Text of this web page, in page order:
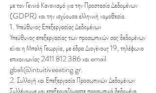
με τον Γενικό Κανονισμό για την Προστασία Δεδομένων
(GDPR) και την ισχύουσα ελληνική νομοθεσία.
1. Υπεύθυνος Επεξεργασίας Δεδομένων
Υπεύθυνος επεξεργασίας των προσωπικών σας δεδομένων
είναι η Μπαλή Γεωργία, με έδρα Διογένους 19, τηλέφωνο
επικοινωνίας2411 812 386και email
gbali@intuitiveeating.gr.
2. Συλλογή και Επεξεργασία Προσωπικών Δεδομένων